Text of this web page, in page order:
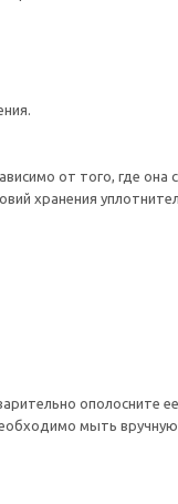
от того, где она
хранения
ополосните
мыть